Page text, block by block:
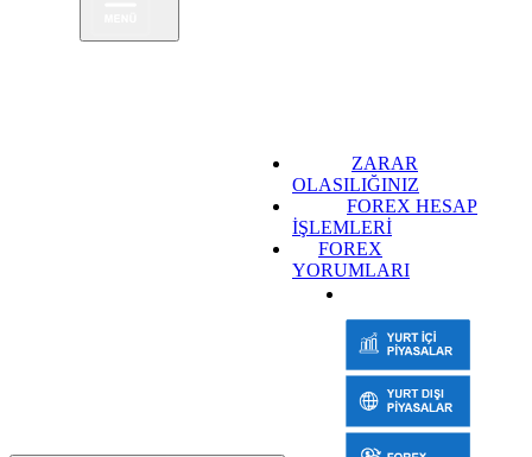
ZARAR
OLASILIĞINIZ
FOREX HESAP
İŞLEMLERİ
FOREX
YORUMLARI